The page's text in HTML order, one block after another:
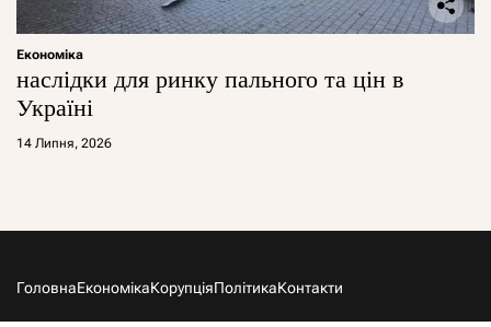
Економіка
наслідки для ринку пального та цін в
Україні
14 Липня, 2026
ГоловнаЕкономікаКорупціяПолітикаКонтакти